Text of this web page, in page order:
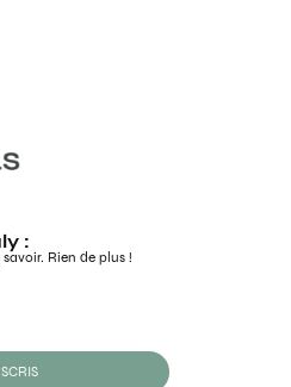
:
savoir. Rien de plus !